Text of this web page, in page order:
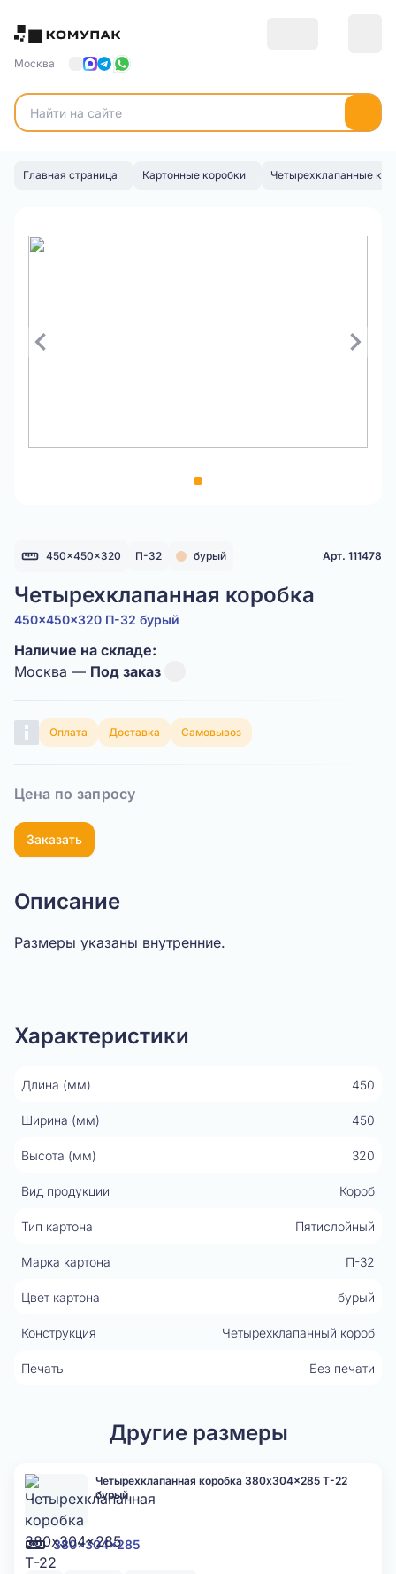
Москва
Главная страница Картонные коробки Четырехклапанные
450x450x320 П-32 бурый Арт. 111478
Четырехклапанная коробка
450x450x320 П-32 бурый
Наличие на складе:
Москва — Под заказ
Оплата Доставка Самовывоз
Цена по запросу
Заказать
Описание
Размеры указаны внутренние.
Характеристики
Длина (мм) 450
Ширина (мм) 450
Высота (мм) 320
Вид продукции Короб
Тип картона Пятислойный
Марка картона П-32
Цвет картона бурый
Конструкция Четырехклапанный короб
Печать Без печати
Другие размеры
380x304x285
Четырехклапанная коробка 380x304x285 Т-22
бурый